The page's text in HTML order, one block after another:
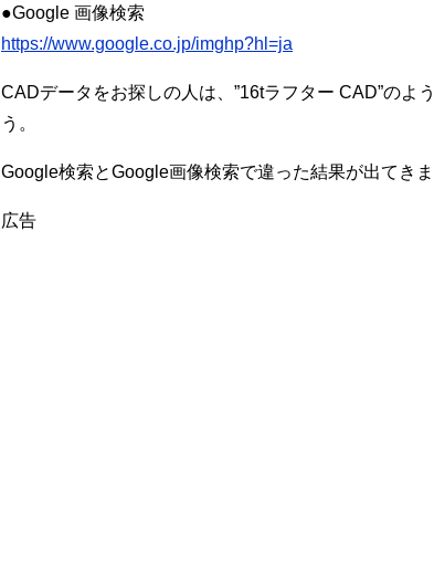
●Google 画像検索
https://www.google.co.jp/imghp?hl=ja
CADデータをお探しの人は、”16tラフター CAD”のよ
う。
Google検索とGoogle画像検索で違った結果が出てきま
広告